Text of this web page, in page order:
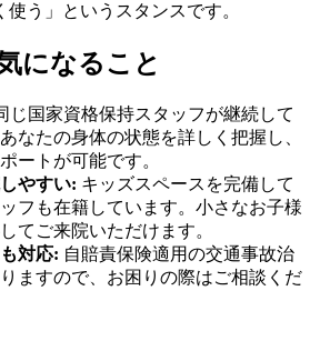
う」というスタンスです。
になること
じ国家資格保持スタッフが継続して
なたの身体の状態を詳しく把握し、
ートが可能です。
やすい: キッズスペースを完備して
フも在籍しています。小さなお子様
てご来院いただけます。
対応: 自賠責保険適用の交通事故治
ますので、お困りの際はご相談くだ